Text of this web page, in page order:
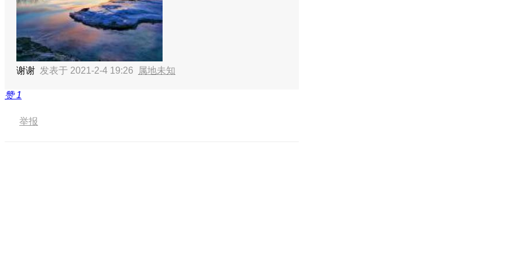
谢谢 发表于 2021-2-4 19:26 属地未知
赞1
举报